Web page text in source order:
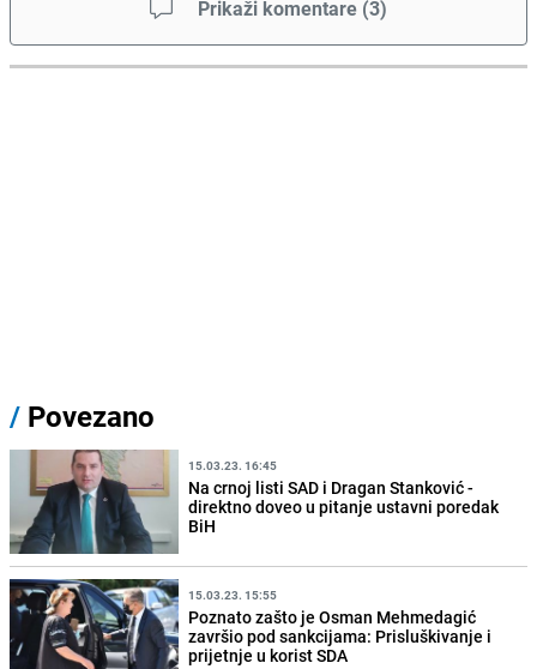
Prikaži komentare (3)
/ Povezano
15.03.23. 16:45
Na crnoj listi SAD i Dragan Stanković -
direktno doveo u pitanje ustavni poredak
BiH
15.03.23. 15:55
Poznato zašto je Osman Mehmedagić
završio pod sankcijama: Prisluškivanje i
prijetnje u korist SDA